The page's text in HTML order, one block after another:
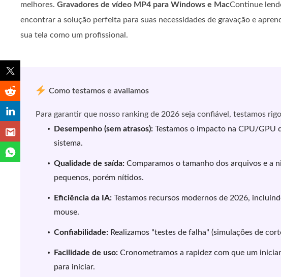
melhores. Gravadores de vídeo MP4 para Windows e MacContinue
encontrar a solução perfeita para suas necessidades de gravação e
sua tela como um profissional.
Como testamos e avaliamos
Para garantir que nosso ranking de 2026 seja confiável, testamos
Desempenho (sem atrasos): Testamos o impacto na CPU/GPU
sistema.
Qualidade de saída: Comparamos o tamanho dos arquivos e a
pequenos, porém nítidos.
Eficiência da IA: Testamos recursos modernos de 2026,
mouse.
Confiabilidade: Realizamos "testes de falha" (simulações de
Facilidade de uso: Cronometramos a rapidez com que um
para iniciar.